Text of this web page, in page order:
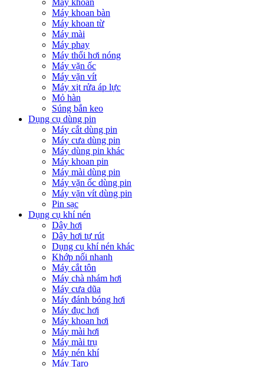
Máy khoan bàn
Máy khoan từ
Máy mài
Máy phay
Máy thổi hơi nóng
Máy vặn ốc
Máy vặn vít
Máy xịt rửa áp lực
Mỏ hàn
Súng bắn keo
Dụng cụ dùng pin
Máy cắt dùng pin
Máy cưa dùng pin
Máy dùng pin khác
Máy khoan pin
Máy mài dùng pin
Máy vặn ốc dùng pin
Máy vặn vít dùng pin
Pin sạc
Dụng cụ khí nén
Dây hơi
Dây hơi tự rút
Dụng cụ khí nén khác
Khớp nối nhanh
Máy cắt tôn
Máy chà nhám hơi
Máy cưa dũa
Máy đánh bóng hơi
Máy đục hơi
Máy khoan hơi
Máy mài hơi
Máy mài trụ
Máy nén khí
Máy Taro